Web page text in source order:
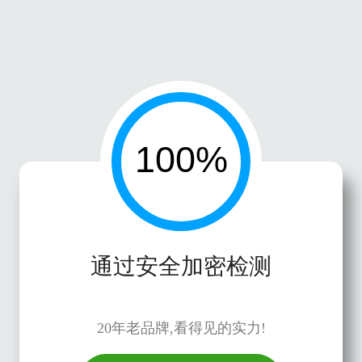
通过安全加密检测
20年老品牌,看得见的实力!